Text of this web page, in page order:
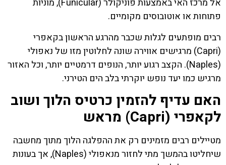
אל מרכז האי באמצעות פוניקולר (Funicular), מוניות
פתוחות או אוטובוסים מקומיים.
רבים מופתעים לגלות שכבר מהרגע הראשון בקאפרי
(Capri) מרגישים אווירה שונה לחלוטין מזו של נאפולי
(Naples). הקצב רגוע יותר, הנופים דרמטיים יותר, וכל האזור
מרגיש כמו יעד נופש יוקרתי בלב הים הטירני.
האם עדיף להזמין כרטיס הלוך ושוב
לקאפרי (Capri) מראש
מטיילים רבים מזמינים רק את ההפלגה הלוך מתוך מחשבה
שיחליטו בהמשך מתי לחזור מנאפולי (Naples), אך בעונות